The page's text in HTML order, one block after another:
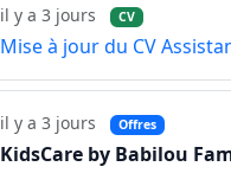
il y a 3 jours CV
Mise à jour du CV
il y a 3 jours Offres
KidsCare by Babilou